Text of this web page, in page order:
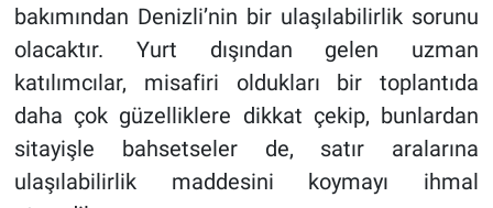
bakımından Denizli’nin bir ulaşılabilirlik sorunu
olacaktır. Yurt dışından gelen uzman
katılımcılar, misafiri oldukları bir toplantıda
daha çok güzelliklere dikkat çekip, bunlardan
sitayişle bahsetseler de, satır aralarına
ulaşılabilirlik maddesini koymayı ihmal